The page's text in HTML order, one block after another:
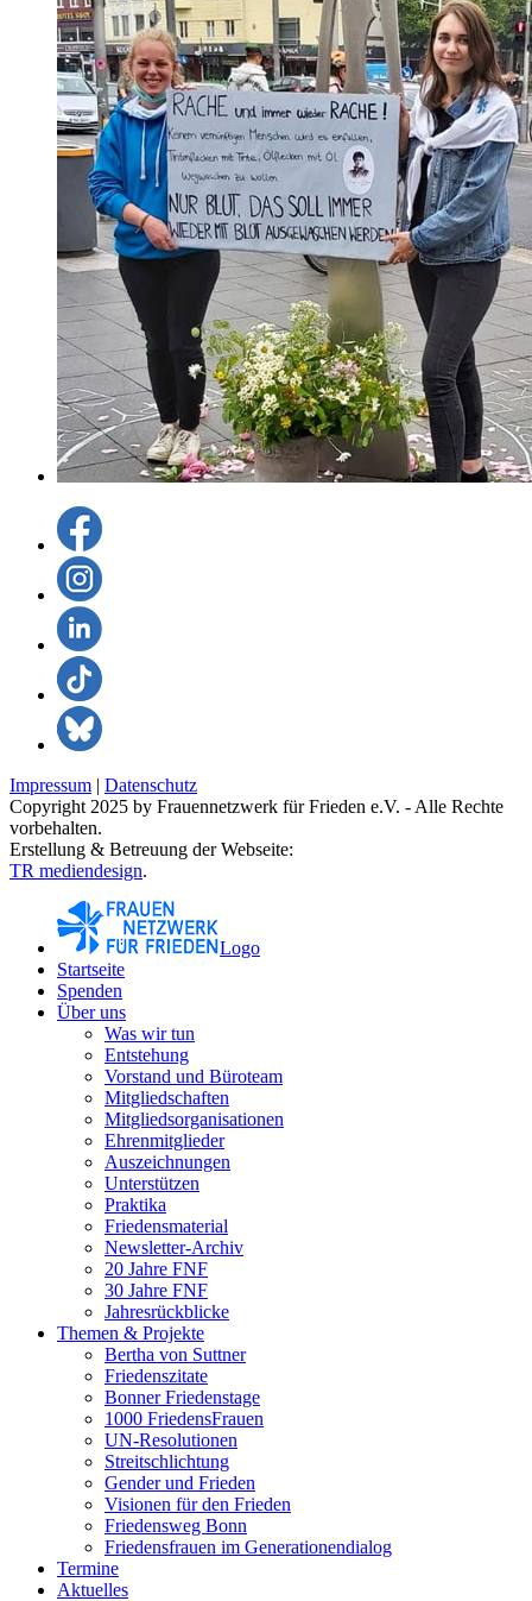
Impressum | Datenschutz
Copyright 2025 by Frauennetzwerk für Frieden e.V. - Alle Rechte
vorbehalten.
Erstellung & Betreuung der Webseite:
TR mediendesign.
Logo
Startseite
Spenden
Über uns
Was wir tun
Entstehung
Vorstand und Büroteam
Mitgliedschaften
Mitgliedsorganisationen
Ehrenmitglieder
Auszeichnungen
Unterstützen
Praktika
Friedensmaterial
Newsletter-Archiv
20 Jahre FNF
30 Jahre FNF
Jahresrückblicke
Themen & Projekte
Bertha von Suttner
Friedenszitate
Bonner Friedenstage
1000 FriedensFrauen
UN-Resolutionen
Streitschlichtung
Gender und Frieden
Visionen für den Frieden
Friedensweg Bonn
Friedensfrauen im Generationendialog
Termine
Aktuelles